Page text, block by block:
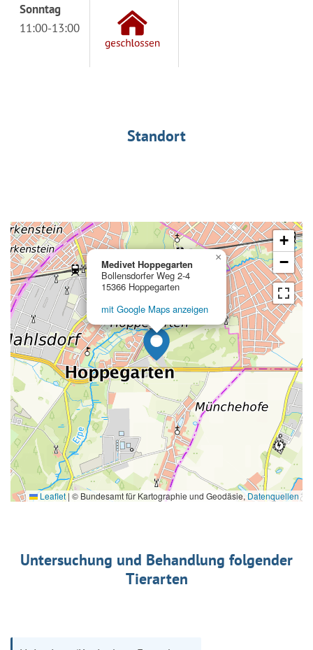
Sonntag
11:00-13:00
Standort
Medivet Hoppegarten
Bollensdorfer Weg 2-4
15366 Hoppegarten
mit Google Maps anzeigen
×
+
−
Leaflet| © Bundesamt für Kartographie und Geodäsie,Datenquellen
Untersuchung und Behandlung folgender
Tierarten